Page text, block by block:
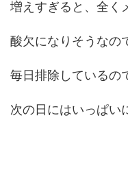
増えすぎると、全く
酸欠になりそうなの
毎日排除しているの
次の日にはいっぱい